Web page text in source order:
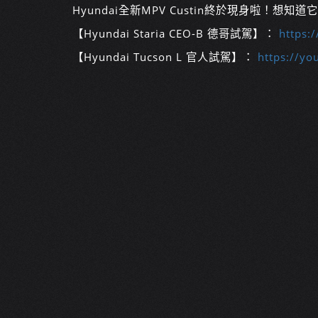
Hyundai全新MPV Custin終於現身啦！想知道
【Hyundai Staria CEO-B 德哥試駕】：
【Hyundai Tucson L 官人試駕】： https://